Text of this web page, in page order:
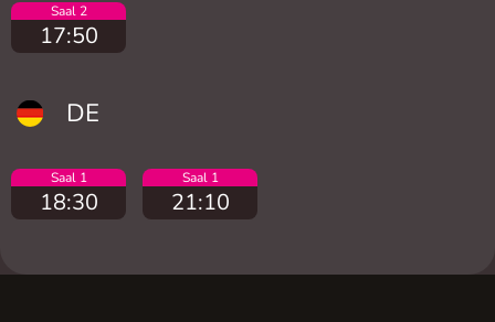
Saal 2
17:50
DE
Saal 1
18:30
Saal 1
21:10